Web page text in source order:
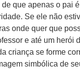
que apenas o pai
Se ele não
onde quer que
e até um herói
criança se forme
simbólica de